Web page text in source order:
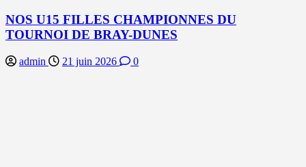
NOS U15 FILLES CHAMPIONNES DU
TOURNOI DE BRAY-DUNES
admin 21 juin 2026 0